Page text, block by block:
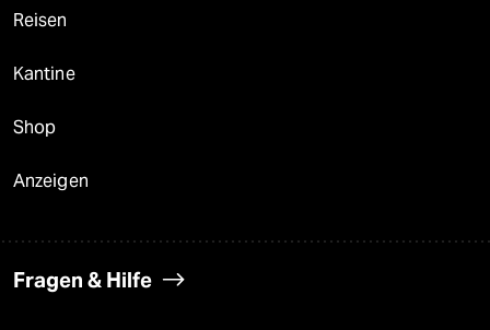
Reisen
Kantine
Shop
Anzeigen
Fragen & Hilfe